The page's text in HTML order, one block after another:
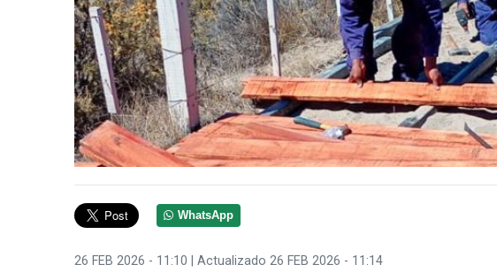
WhatsApp
26 FEB 2026 - 11:10 | Actualizado 26 FEB 2026 - 11:14